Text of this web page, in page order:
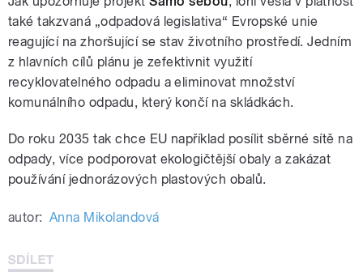
také takzvaná „odpadová legislativa“ Evropské unie
reagující na zhoršující se stav životního prostředí. Jedním
z hlavních cílů plánu je zefektivnit využití
recyklovatelného odpadu a eliminovat množství
komunálního odpadu, který končí na skládkách.
Do roku 2035 tak chce EU například posílit sběrné sítě na
odpady, více podporovat ekologičtější obaly a zakázat
používání jednorázových plastových obalů.
autor: Anna Mikolandová